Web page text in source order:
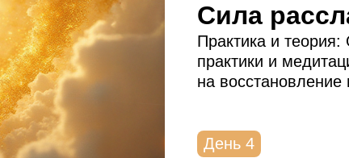
День 4
Сила
Практика и
практики и
на восстановление